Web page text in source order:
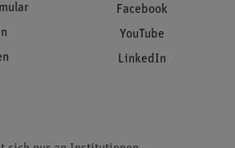
Facebook
YouTube
LinkedIn